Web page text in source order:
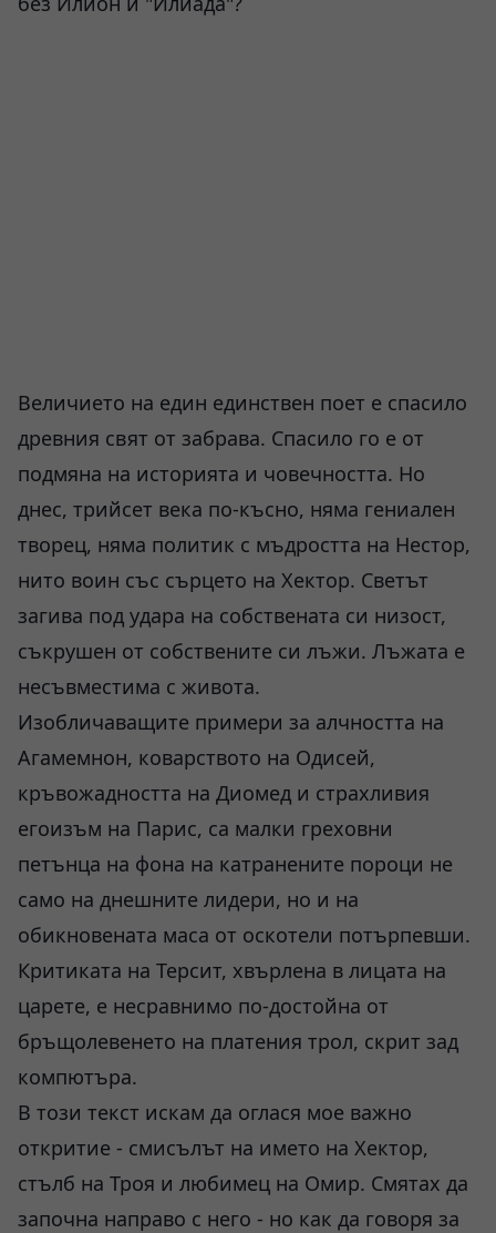
Величието на един единствен поет е спасило
древния свят от забрава. Спасило го е от
подмяна на историята и човечността. Но
днес, трийсет века по-късно, няма гениален
творец, няма политик с мъдростта на Нестор,
нито воин със сърцето на Хектор. Светът
загива под удара на собствената си низост,
съкрушен от собствените си лъжи. Лъжата е
несъвместима с живота.
Изобличаващите примери за алчността на
Агамемнон, коварството на Одисей,
кръвожадността на Диомед и страхливия
егоизъм на Парис, са малки греховни
петънца на фона на катранените пороци не
само на днешните лидери, но и на
обикновената маса от оскотели потърпевши.
Критиката на Терсит, хвърлена в лицата на
царете, е несравнимо по-достойна от
бръщолевенето на платения трол, скрит зад
компютъра.
В този текст искам да оглася мое важно
откритие - смисълът на името на Хектор,
стълб на Троя и любимец на Омир. Смятах да
започна направо с него - но как да говоря за